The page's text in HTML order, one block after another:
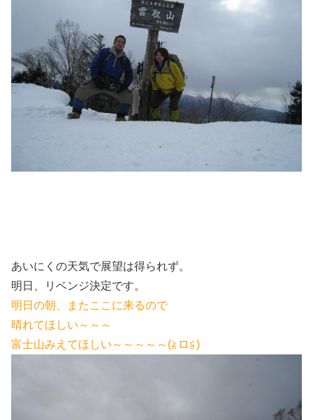
あいにくの天気で展望は得られず。
明日、リベンジ決定です。
明日の朝、またここに来るので
晴れてほしい～～～
富士山みえてほしい～～～～～(≧ロ≦)